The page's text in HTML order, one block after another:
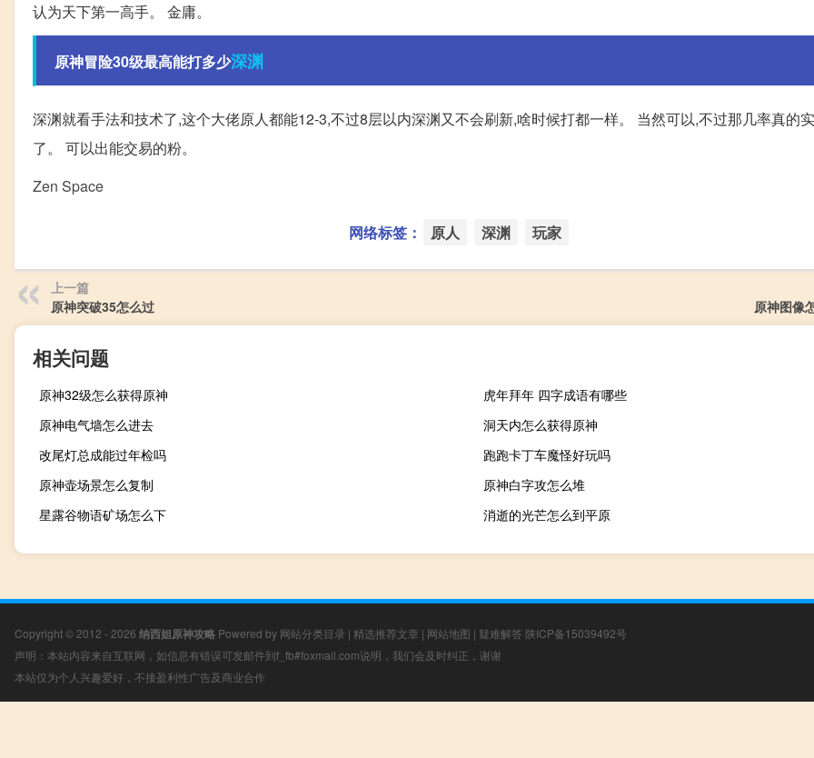
认为天下第一高手。 金庸。
原神冒险30级最高能打多少深渊
深渊就看手法和技术了,这个大佬原人都能12-3,不过8层以内深渊又不会刷新,啥时候打都一样。 当然可以,不过那几率真的
了。 可以出能交易的粉。
Zen Space
网络标签： 原人 深渊 玩家
上一篇
原神突破35怎么过
原神图像
相关问题
原神32级怎么获得原神
虎年拜年 四字成语有哪些
原神电气墙怎么进去
洞天内怎么获得原神
改尾灯总成能过年检吗
跑跑卡丁车魔怪好玩吗
原神壶场景怎么复制
原神白字攻怎么堆
星露谷物语矿场怎么下
消逝的光芒怎么到平原
Copyright © 2012 - 2026 纳西妲原神攻略 Powered by 网站分类目录 | 精选推荐文章 | 网站地图 | 疑难解答 陕ICP备15039492号
声明：本站内容来自互联网，如信息有错误可发邮件到f_fb#foxmail.com说明，我们会及时纠正，谢谢
本站仅为个人兴趣爱好，不接盈利性广告及商业合作